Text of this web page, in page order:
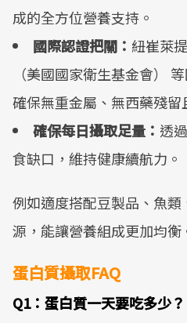
成的全方位營養支持。
國際認證把關： 紐崔萊
（美國國家衛生基金會）
確保無重金屬、無西藥殘留
確保每日攝取足量： 透
食缺口，維持健康續航力。
例如適度搭配豆製品、魚
源，能讓營養組成更加均衡
蛋白質攝取FAQ
Q1：蛋白質一天要吃多少？